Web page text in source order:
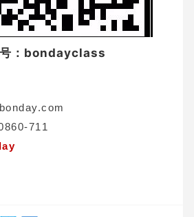
：bondayclass
711